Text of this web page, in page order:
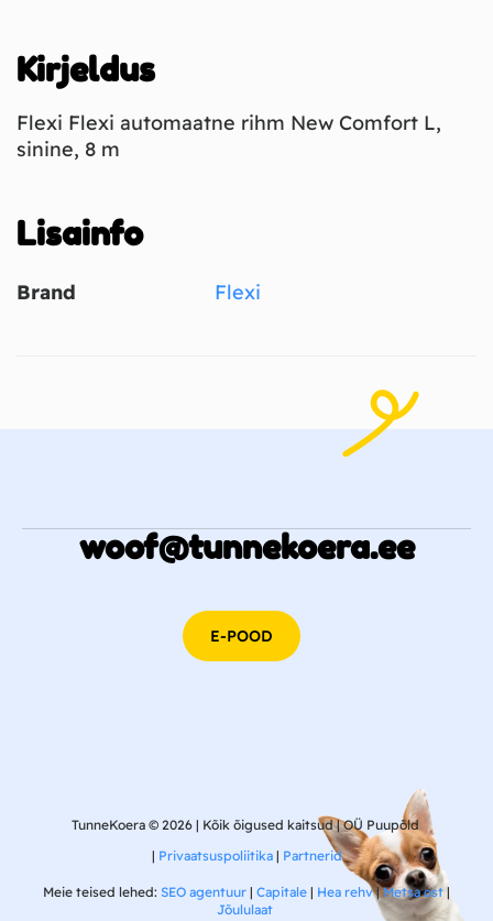
Kirjeldus
Flexi Flexi automaatne rihm New Comfort L,
sinine, 8 m
Lisainfo
Brand Flexi
woof@tunnekoera.ee
E-POOD
TunneKoera © 2026 | Kõik õigused kaitsud | OÜ Puupõld
| Privaatsuspoliitika| Partnerid
Meie teised lehed: SEO agentuur | Capitale | Hea rehv|Metsa ost |
Jõululaat